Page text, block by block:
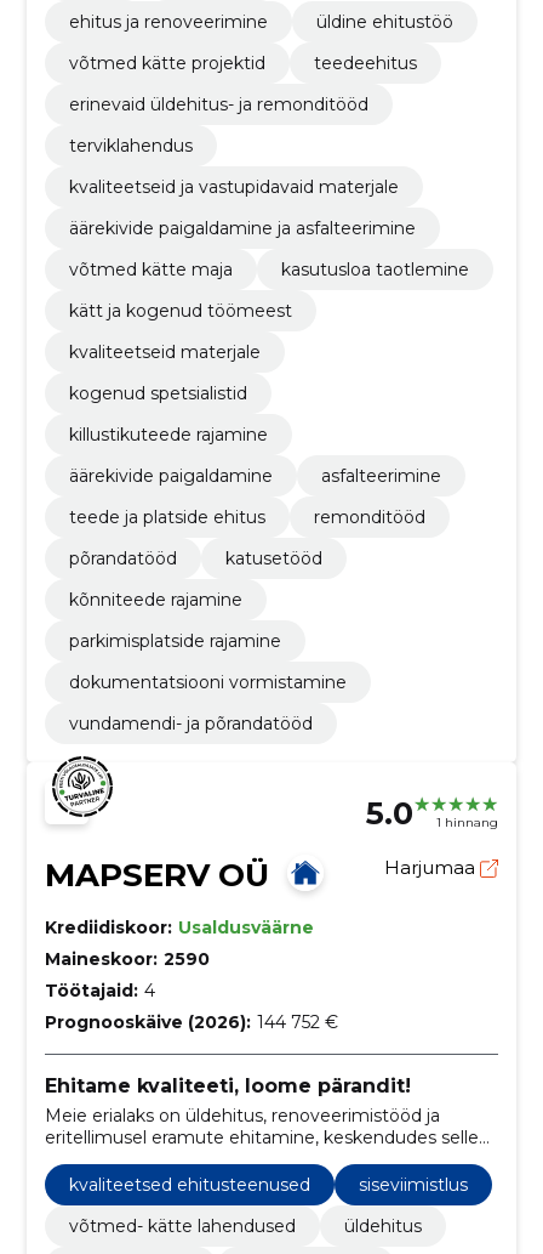
ehitus ja renoveerimine
üldine ehitustöö
võtmed kätte projektid
teedeehitus
erinevaid üldehitus- ja remonditööd
terviklahendus
kvaliteetseid ja vastupidavaid materjale
äärekivide paigaldamine ja asfalteerimine
võtmed kätte maja
kasutusloa taotlemine
kätt ja kogenud töömeest
kvaliteetseid materjale
kogenud spetsialistid
killustikuteede rajamine
äärekivide paigaldamine
asfalteerimine
teede ja platside ehitus
remonditööd
põrandatööd
katusetööd
kõnniteede rajamine
parkimisplatside rajamine
dokumentatsiooni vormistamine
vundamendi- ja põrandatööd
5.0 1 hinnang
MAPSERV OÜ Harjumaa
Krediidiskoor: Usaldusväärne
Maineskoor: 2590
Töötajaid: 4
Prognooskäive (2026): 144 752 €
Ehitame kvaliteeti, loome pärandit!
Meie erialaks on üldehitus, renoveerimistööd ja
eritellimusel eramute ehitamine, keskendudes selle
juures kvaliteedile ja täpsusele.
kvaliteetsed ehitusteenused
siseviimistlus
võtmed- kätte lahendused
üldehitus